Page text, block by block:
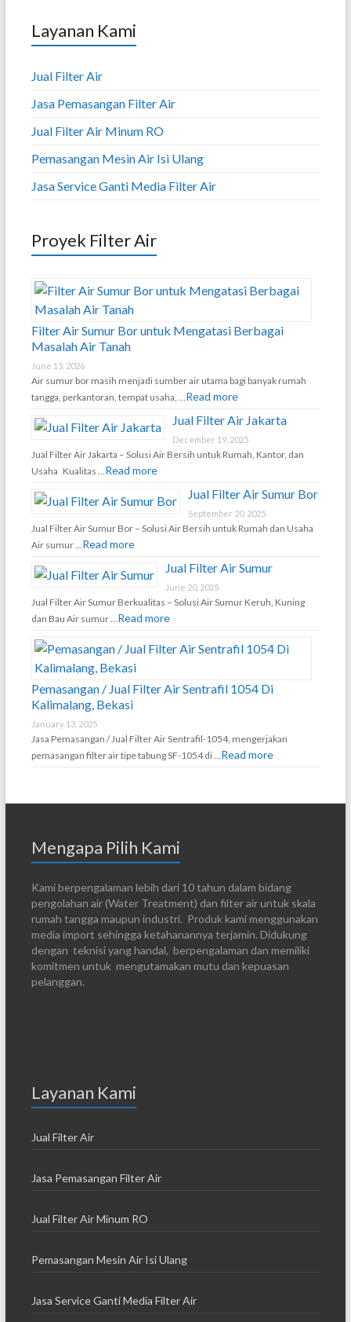
Layanan Kami
Jual Filter Air
Jasa Pemasangan Filter Air
Jual Filter Air Minum RO
Pemasangan Mesin Air Isi Ulang
Jasa Service Ganti Media Filter Air
Proyek Filter Air
Filter Air Sumur Bor untuk Mengatasi Berbagai
Masalah Air Tanah
June 15, 2026
Air sumur bor masih menjadi sumber air utama bagi banyak rumah
tangga, perkantoran, tempat usaha, …Read more
Jual Filter Air Jakarta
December 19, 2025
Jual Filter Air Jakarta – Solusi Air Bersih untuk Rumah, Kantor, dan
Usaha Kualitas …Read more
Jual Filter Air Sumur Bor
September 20, 2025
Jual Filter Air Sumur Bor – Solusi Air Bersih untuk Rumah dan Usaha
Air sumur …Read more
Jual Filter Air Sumur
June 20, 2025
Jual Filter Air Sumur Berkualitas – Solusi Air Sumur Keruh, Kuning
dan Bau Air sumur …Read more
Pemasangan / Jual Filter Air Sentrafil 1054 Di
Kalimalang, Bekasi
January 13, 2025
Jasa Pemasangan / Jual Filter Air Sentrafil-1054, mengerjakan
pemasangan filter air tipe tabung SF-1054 di …Read more
Mengapa Pilih Kami
Kami berpengalaman lebih dari 10 tahun dalam bidang
pengolahan air (Water Treatment) dan filter air untuk skala
rumah tangga maupun industri. Produk kami menggunakan
media import sehingga ketahanannya terjamin. Didukung
dengan teknisi yang handal, berpengalaman dan memiliki
komitmen untuk mengutamakan mutu dan kepuasan
pelanggan.
Layanan Kami
Jual Filter Air
Jasa Pemasangan Filter Air
Jual Filter Air Minum RO
Pemasangan Mesin Air Isi Ulang
Jasa Service Ganti Media Filter Air